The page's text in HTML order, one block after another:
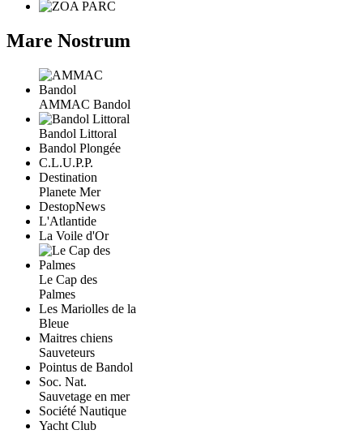
Mare Nostrum
AMMAC Bandol
Bandol Littoral
Bandol Plongée
C.L.U.P.P.
Destination
Planete Mer
DestopNews
L'Atlantide
La Voile d'Or
Le Cap des
Palmes
Les Mariolles de la
Bleue
Maitres chiens
Sauveteurs
Pointus de Bandol
Soc. Nat.
Sauvetage en mer
Société Nautique
Yacht Club